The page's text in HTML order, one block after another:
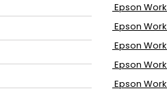
Epson
Epson
Epson
Epson
Epson